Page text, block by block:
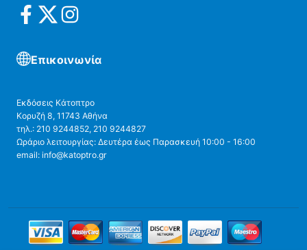
Επικοινωνία
Εκδόσεις Κάτοπτρο
Κορυζή 8, 11743 Αθήνα
τηλ.: 210 9244852, 210 9244827
Ωράριο λειτουργίας: Δευτέρα έως Παρασκευή 10:00 - 16:00
email: info@katoptro.gr